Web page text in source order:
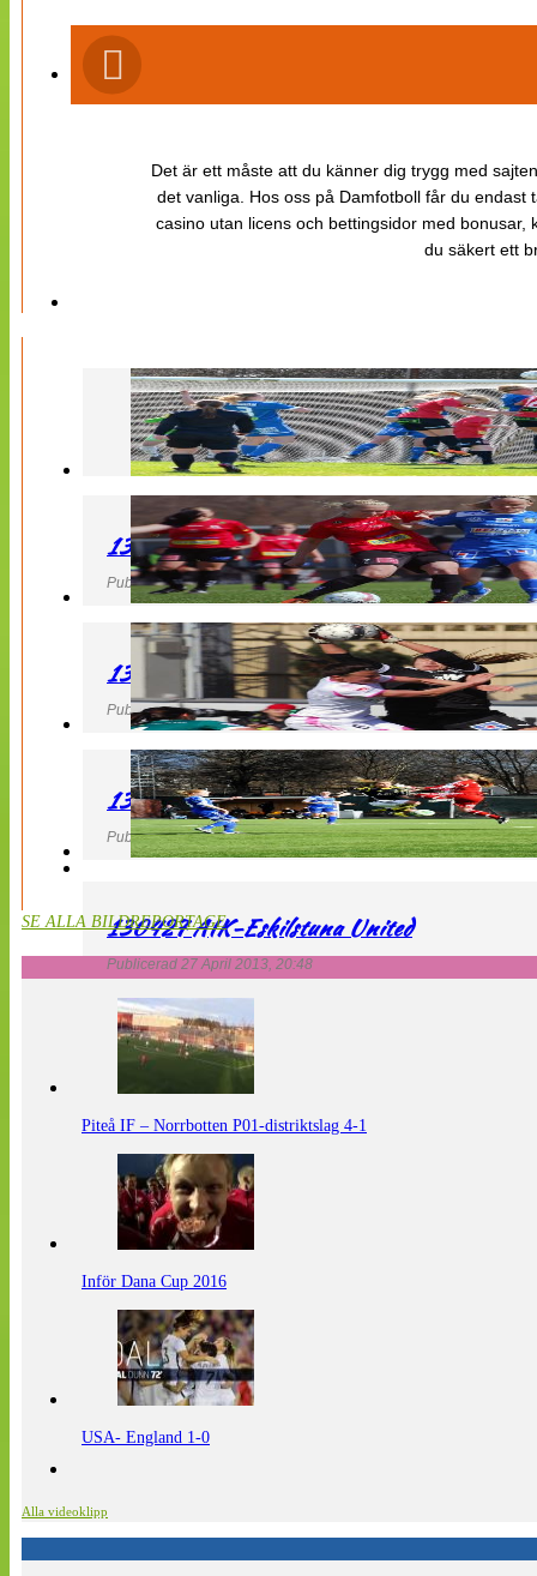
Det är ett måste att du känner dig trygg med
det vanliga. Hos oss på Damfotboll får du
casino utan licens och bettingsidor med
du säkert ett
130427 LB 07 – QBIK
Publicerad 27 April 2013, 22:40
130427 IF Limhamn Bunkeflo – QBIK
Publicerad 27 April 2013, 21:10
130427 LdB FC Malmö – Mallbackens IF
Publicerad 27 April 2013, 20:54
130427 AIK-Eskilstuna United
Publicerad 27 April 2013, 20:48
SE ALLA BILDREPORTAGE
Piteå IF – Norrbotten P01-distriktslag 4-1
Inför Dana Cup 2016
USA- England 1-0
Alla videoklipp